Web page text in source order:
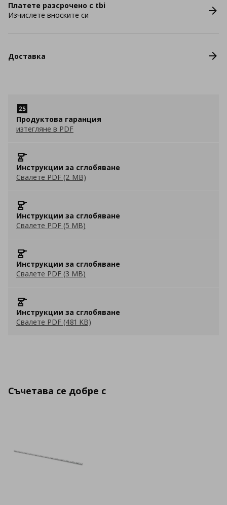
Платете разсрочено с tbi
Изчислете вноските си
Доставка
Продуктова гаранция
изтегляне в PDF
Инструкции за сглобяване
Свалете PDF (2 MB)
Инструкции за сглобяване
Свалете PDF (5 MB)
Инструкции за сглобяване
Свалете PDF (3 MB)
Инструкции за сглобяване
Свалете PDF (481 KB)
Съчетава се добре с